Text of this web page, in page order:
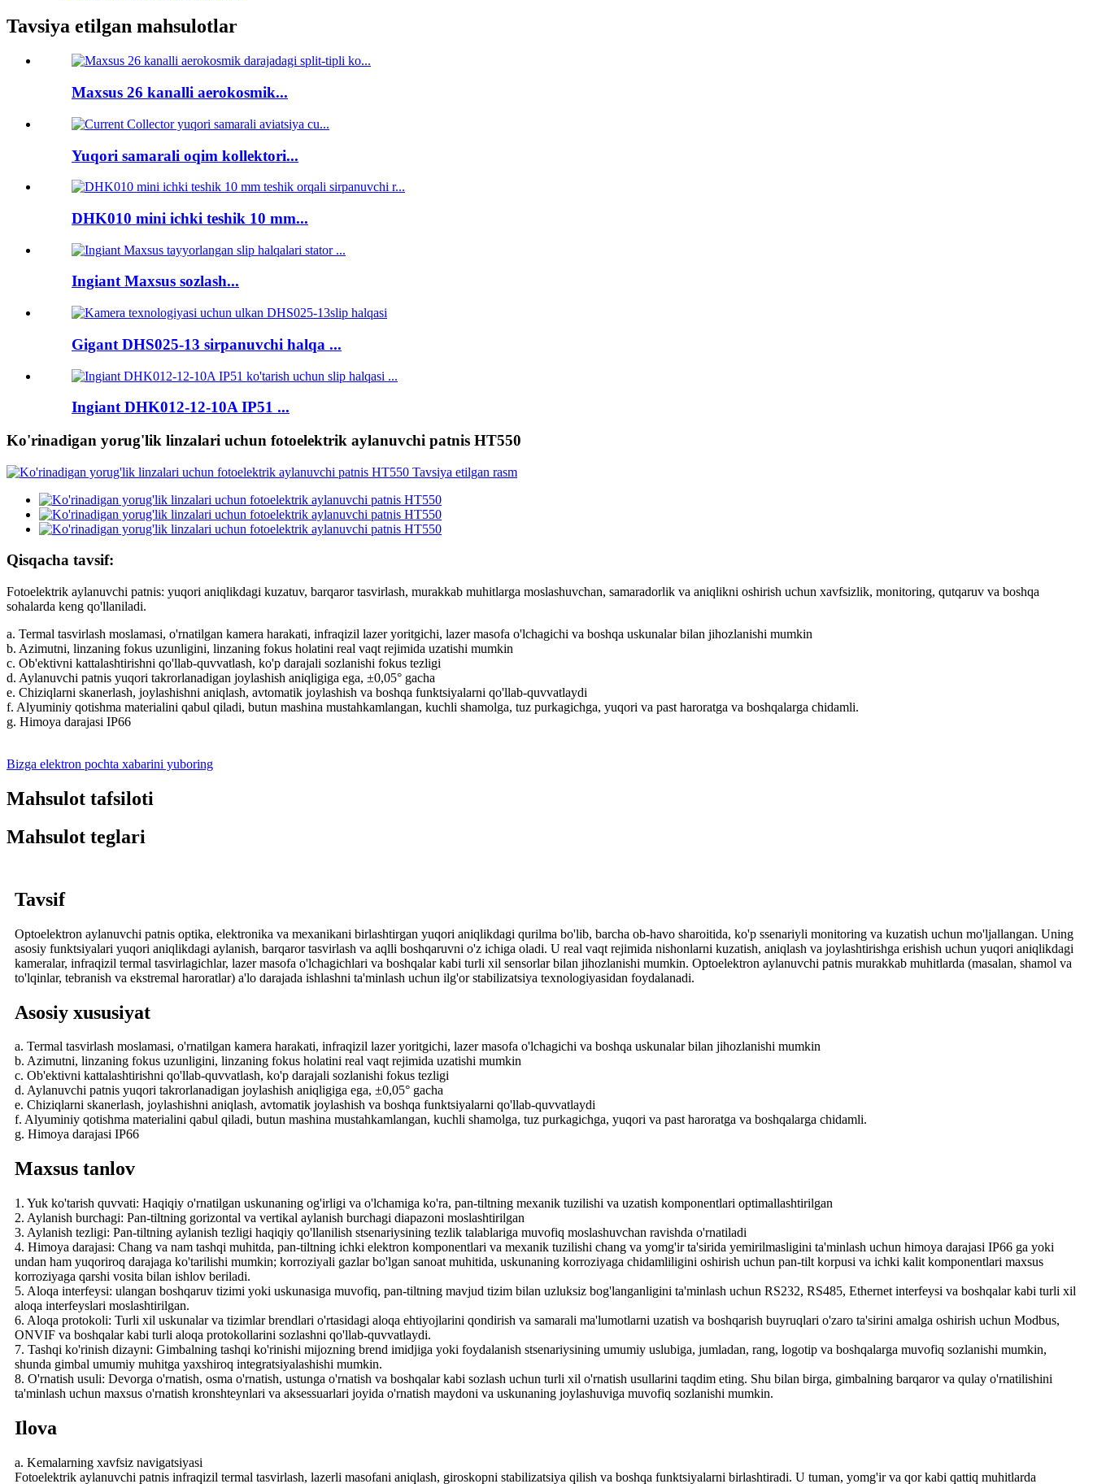
Tavsiya etilgan mahsulotlar
Maxsus 26 kanalli aerokosmik...
Yuqori samarali oqim kollektori...
DHK010 mini ichki teshik 10 mm...
Ingiant Maxsus sozlash...
Gigant DHS025-13 sirpanuvchi halqa ...
Ingiant DHK012-12-10A IP51 ...
Ko'rinadigan yorug'lik linzalari uchun fotoelektrik aylanuvchi patnis HT550
Qisqacha tavsif:
Fotoelektrik aylanuvchi patnis: yuqori aniqlikdagi kuzatuv, barqaror tasvirlash, murakkab muhitlarga moslashuvchan, samaradorlik va aniqlikni oshirish uchun xavfsizlik, monitoring, qutqaruv va boshqa
sohalarda keng qo'llaniladi.
a. Termal tasvirlash moslamasi, o'rnatilgan kamera harakati, infraqizil lazer yoritgichi, lazer masofa o'lchagichi va boshqa uskunalar bilan jihozlanishi mumkin
b. Azimutni, linzaning fokus uzunligini, linzaning fokus holatini real vaqt rejimida uzatishi mumkin
c. Ob'ektivni kattalashtirishni qo'llab-quvvatlash, ko'p darajali sozlanishi fokus tezligi
d. Aylanuvchi patnis yuqori takrorlanadigan joylashish aniqligiga ega, ±0,05° gacha
e. Chiziqlarni skanerlash, joylashishni aniqlash, avtomatik joylashish va boshqa funktsiyalarni qo'llab-quvvatlaydi
f. Alyuminiy qotishma materialini qabul qiladi, butun mashina mustahkamlangan, kuchli shamolga, tuz purkagichga, yuqori va past haroratga va boshqalarga chidamli.
g. Himoya darajasi IP66
Bizga elektron pochta xabarini yuboring
Mahsulot tafsiloti
Mahsulot teglari
Tavsif
Optoelektron aylanuvchi patnis optika, elektronika va mexanikani birlashtirgan yuqori aniqlikdagi qurilma bo'lib, barcha ob-havo sharoitida, ko'p ssenariyli monitoring va kuzatish uchun mo'ljallangan. Uning
asosiy funktsiyalari yuqori aniqlikdagi aylanish, barqaror tasvirlash va aqlli boshqaruvni o'z ichiga oladi. U real vaqt rejimida nishonlarni kuzatish, aniqlash va joylashtirishga erishish uchun yuqori aniqlikdagi
kameralar, infraqizil termal tasvirlagichlar, lazer masofa o'lchagichlari va boshqalar kabi turli xil sensorlar bilan jihozlanishi mumkin. Optoelektron aylanuvchi patnis murakkab muhitlarda (masalan, shamol va
to'lqinlar, tebranish va ekstremal haroratlar) a'lo darajada ishlashni ta'minlash uchun ilg'or stabilizatsiya texnologiyasidan foydalanadi.
Asosiy xususiyat
a. Termal tasvirlash moslamasi, o'rnatilgan kamera harakati, infraqizil lazer yoritgichi, lazer masofa o'lchagichi va boshqa uskunalar bilan jihozlanishi mumkin
b. Azimutni, linzaning fokus uzunligini, linzaning fokus holatini real vaqt rejimida uzatishi mumkin
c. Ob'ektivni kattalashtirishni qo'llab-quvvatlash, ko'p darajali sozlanishi fokus tezligi
d. Aylanuvchi patnis yuqori takrorlanadigan joylashish aniqligiga ega, ±0,05° gacha
e. Chiziqlarni skanerlash, joylashishni aniqlash, avtomatik joylashish va boshqa funktsiyalarni qo'llab-quvvatlaydi
f. Alyuminiy qotishma materialini qabul qiladi, butun mashina mustahkamlangan, kuchli shamolga, tuz purkagichga, yuqori va past haroratga va boshqalarga chidamli.
g. Himoya darajasi IP66
Maxsus tanlov
1. Yuk ko'tarish quvvati: Haqiqiy o'rnatilgan uskunaning og'irligi va o'lchamiga ko'ra, pan-tiltning mexanik tuzilishi va uzatish komponentlari optimallashtirilgan
2. Aylanish burchagi: Pan-tiltning gorizontal va vertikal aylanish burchagi diapazoni moslashtirilgan
3. Aylanish tezligi: Pan-tiltning aylanish tezligi haqiqiy qo'llanilish stsenariysining tezlik talablariga muvofiq moslashuvchan ravishda o'rnatiladi
4. Himoya darajasi: Chang va nam tashqi muhitda, pan-tiltning ichki elektron komponentlari va mexanik tuzilishi chang va yomg'ir ta'sirida yemirilmasligini ta'minlash uchun himoya darajasi IP66 ga yoki
undan ham yuqoriroq darajaga ko'tarilishi mumkin; korroziyali gazlar bo'lgan sanoat muhitida, uskunaning korroziyaga chidamliligini oshirish uchun pan-tilt korpusi va ichki kalit komponentlari maxsus
korroziyaga qarshi vosita bilan ishlov beriladi.
5. Aloqa interfeysi: ulangan boshqaruv tizimi yoki uskunasiga muvofiq, pan-tiltning mavjud tizim bilan uzluksiz bog'langanligini ta'minlash uchun RS232, RS485, Ethernet interfeysi va boshqalar kabi turli xil
aloqa interfeyslari moslashtirilgan.
6. Aloqa protokoli: Turli xil uskunalar va tizimlar brendlari o'rtasidagi aloqa ehtiyojlarini qondirish va samarali ma'lumotlarni uzatish va boshqarish buyruqlari o'zaro ta'sirini amalga oshirish uchun Modbus,
ONVIF va boshqalar kabi turli aloqa protokollarini sozlashni qo'llab-quvvatlaydi.
7. Tashqi ko'rinish dizayni: Gimbalning tashqi ko'rinishi mijozning brend imidjiga yoki foydalanish stsenariysining umumiy uslubiga, jumladan, rang, logotip va boshqalarga muvofiq sozlanishi mumkin,
shunda gimbal umumiy muhitga yaxshiroq integratsiyalashishi mumkin.
8. O'rnatish usuli: Devorga o'rnatish, osma o'rnatish, ustunga o'rnatish va boshqalar kabi sozlash uchun turli xil o'rnatish usullarini taqdim eting. Shu bilan birga, gimbalning barqaror va qulay o'rnatilishini
ta'minlash uchun maxsus o'rnatish kronshteynlari va aksessuarlari joyida o'rnatish maydoni va uskunaning joylashuviga muvofiq sozlanishi mumkin.
Ilova
a. Kemalarning xavfsiz navigatsiyasi
Fotoelektrik aylanuvchi patnis infraqizil termal tasvirlash, lazerli masofani aniqlash, giroskopni stabilizatsiya qilish va boshqa funktsiyalarni birlashtiradi. U tuman, yomg'ir va qor kabi qattiq muhitlarda